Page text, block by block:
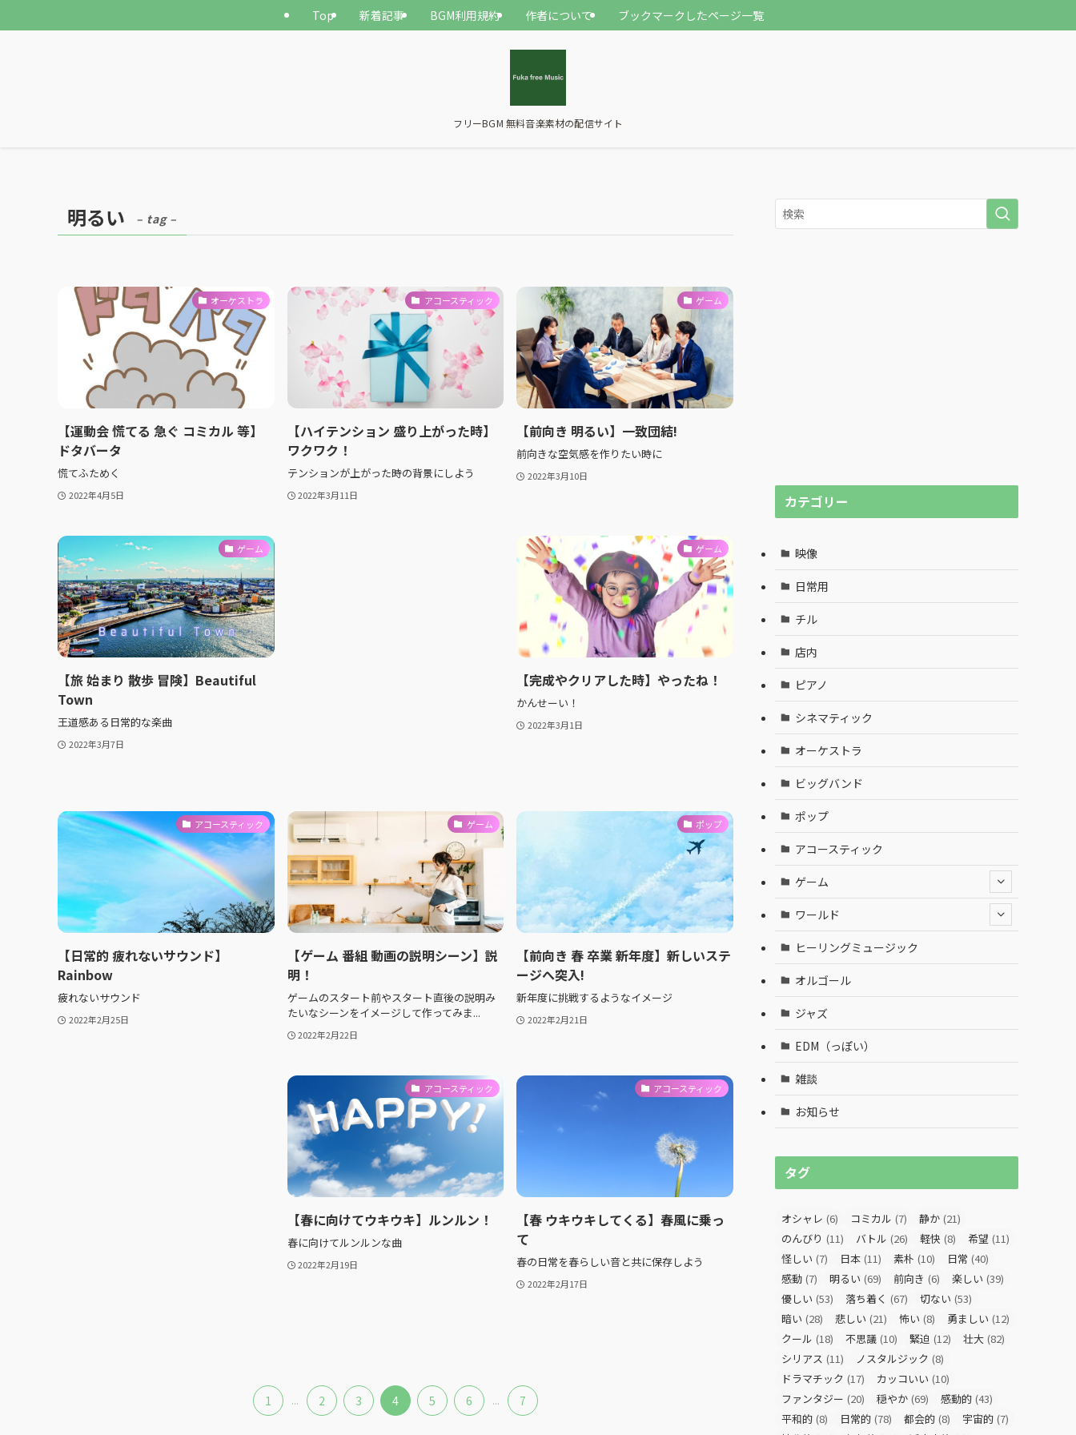
フリーBGM 無料音楽素材の配信サイト
Top 新着記事 BGM利用規約 作者について ブックマークしたページ一覧
明るい – tag –
オーケストラ
【運動会 慌てる 急ぐ コミカル 等】
ドタバータ
慌てふためく
2022年4月5日
アコースティック
【ハイテンション 盛り上がった時】
ワクワク！
テンションが上がった時の背景にしよう
2022年3月11日
ゲーム
【前向き 明るい】一致団結!
前向きな空気感を作りたい時に
2022年3月10日
ゲーム
【旅 始まり 散歩 冒険】Beautiful
Town
王道感ある日常的な楽曲
2022年3月7日
ゲーム
【完成やクリアした時】やったね！
かんせーい！
2022年3月1日
アコースティック
【日常的 疲れないサウンド】
Rainbow
疲れないサウンド
2022年2月25日
ゲーム
【ゲーム 番組 動画の説明シーン】説
明！
ゲームのスタート前やスタート直後の説明み
たいなシーンをイメージして作ってみま...
2022年2月22日
ポップ
【前向き 春 卒業 新年度】新しいステ
ージへ突入!
新年度に挑戦するようなイメージ
2022年2月21日
アコースティック
【春に向けてウキウキ】ルンルン！
春に向けてルンルンな曲
2022年2月19日
アコースティック
【春 ウキウキしてくる】春風に乗っ
て
春の日常を春らしい音と共に保存しよう
2022年2月17日
1 ... 2 3 4 5 6 ... 7
カテゴリー
映像
日常用
チル
店内
ピアノ
シネマティック
オーケストラ
ビッグバンド
ポップ
アコースティック
ゲーム
ワールド
ヒーリングミュージック
オルゴール
ジャズ
EDM（っぽい）
雑談
お知らせ
タグ
オシャレ (6) コミカル (7) 静か (21)
のんびり (11) バトル (26) 軽快 (8) 希望 (11)
怪しい (7) 日本 (11) 素朴 (10) 日常 (40)
感動 (7) 明るい (69) 前向き (6) 楽しい (39)
優しい (53) 落ち着く (67) 切ない (53)
暗い (28) 悲しい (21) 怖い (8) 勇ましい (12)
クール (18) 不思議 (10) 緊迫 (12) 壮大 (82)
シリアス (11) ノスタルジック (8)
ドラマチック (17) カッコいい (10)
ファンタジー (20) 穏やか (69) 感動的 (43)
平和的 (8) 日常的 (78) 都会的 (8) 宇宙的 (7)